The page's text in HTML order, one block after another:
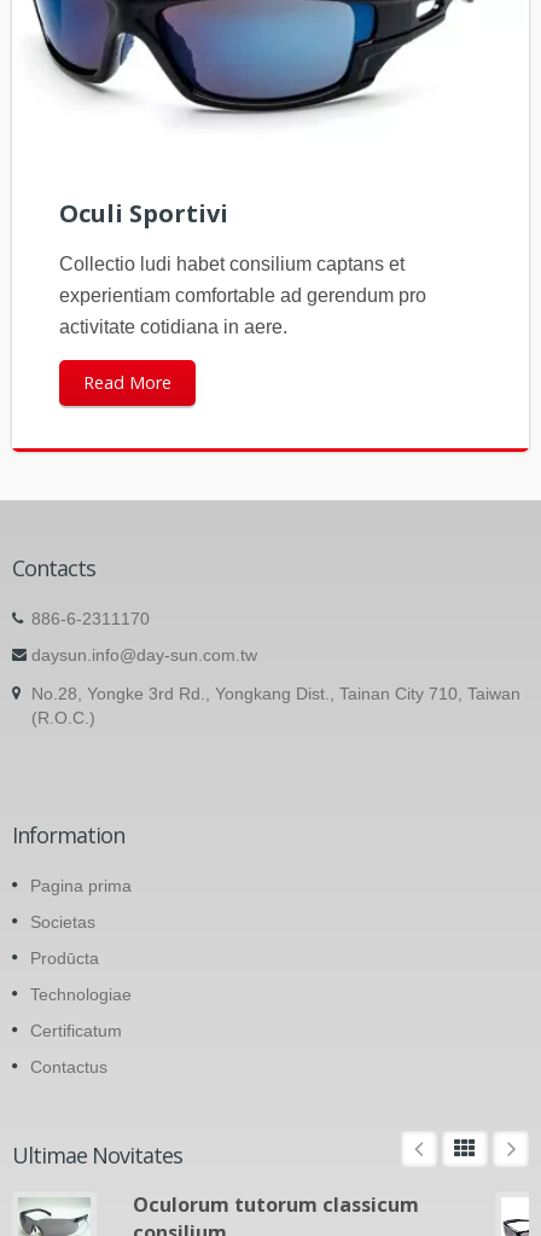
Oculi Sportivi
Collectio ludi habet consilium captans et
experientiam comfortable ad gerendum pro
activitate cotidiana in aere.
Read More
Contacts
886-6-2311170
daysun.info@day-sun.com.tw
No.28, Yongke 3rd Rd., Yongkang Dist., Tainan City 710, Taiwan
(R.O.C.)
Information
Pagina prima
Societas
Prodūcta
Technologiae
Certificatum
Contactus
Ultimae Novitates
Oculorum tutorum classicum